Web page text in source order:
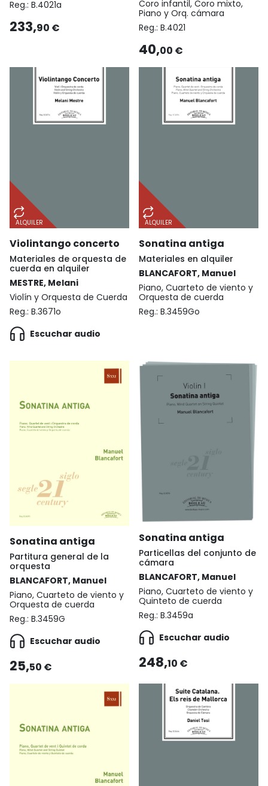
Reg.: B.4021a
233,90 €
Coro infantil, Coro mixto,
Piano y Orq. cámara
Reg.: B.4021
40,00 €
ALQUILER
Violintango concerto
Materiales de orquesta de
cuerda en alquiler
MESTRE, Melani
Violín y Orquesta de Cuerda
Reg.: B.3671o
Escuchar audio
ALQUILER
Sonatina antiga
Materiales en alquiler
BLANCAFORT, Manuel
Piano, Cuarteto de viento y
Orquesta de cuerda
Reg.: B.3459Go
Sonatina antiga
Partitura general de la
orquesta
BLANCAFORT, Manuel
Piano, Cuarteto de viento y
Orquesta de cuerda
Reg.: B.3459G
Escuchar audio
25,50 €
Sonatina antiga
Particellas del conjunto de
cámara
BLANCAFORT, Manuel
Piano, Cuarteto de viento y
Quinteto de cuerda
Reg.: B.3459a
Escuchar audio
248,10 €